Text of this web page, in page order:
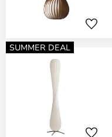
SUMMER DEAL